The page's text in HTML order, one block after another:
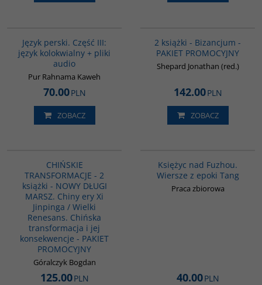
Język perski. Część III:
język kolokwialny + pliki
audio
Pur Rahnama Kaweh
70.00PLN
ZOBACZ
2 książki - Bizancjum -
PAKIET PROMOCYJNY
Shepard Jonathan (red.)
142.00PLN
ZOBACZ
CHIŃSKIE
TRANSFORMACJE - 2
książki - NOWY DŁUGI
MARSZ. Chiny ery Xi
Jinpinga / Wielki
Renesans. Chińska
transformacja i jej
konsekwencje - PAKIET
PROMOCYJNY
Góralczyk Bogdan
125.00PLN
Księżyc nad Fuzhou.
Wiersze z epoki Tang
Praca zbiorowa
40.00PLN